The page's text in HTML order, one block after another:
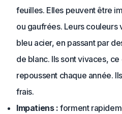
feuilles. Elles peuvent être
ou gaufrées. Leurs couleurs
bleu acier, en passant par
de blanc. Ils sont vivaces, ce
repoussent chaque année.
frais.
Impatiens : forment